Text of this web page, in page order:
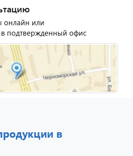
онлайн или
подтвержденный офис
в